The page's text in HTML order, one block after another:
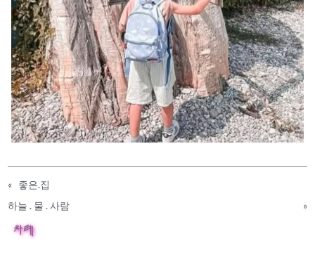
« 좋은.집
하늘 . 물 . 사람
»
차례